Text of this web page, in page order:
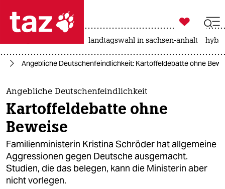
 taz zahl ich
taz zahl ich
themen
politik
öko
gesellschaft
kultur

taz zahl ich
landtagswahl in sachsen-anhalt
Angebliche Deutschenfeindlichkeit: Kartoffeldebatte ohne
Angebliche Deutschenfeindlichkeit
Kartoffeldebatte ohne
Beweise
Familienministerin Kristina Schröder hat allgemeine
Aggressionen gegen Deutsche ausgemacht.
Studien, die das belegen, kann die Ministerin aber
nicht vorlegen.